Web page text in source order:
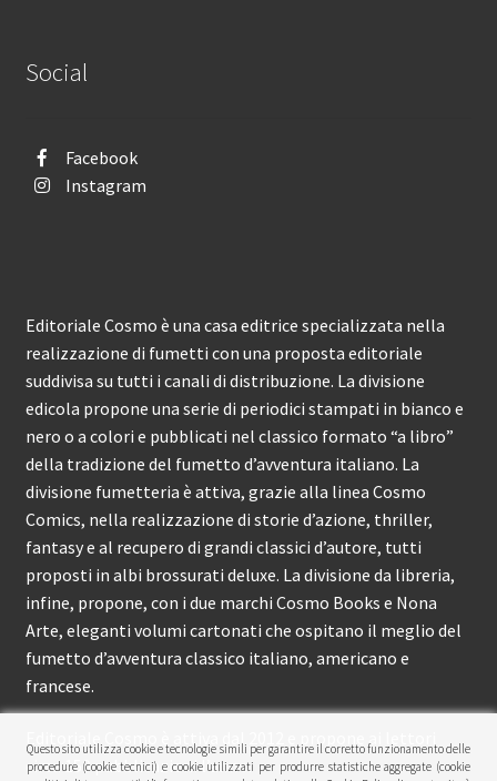
Social
Facebook
Instagram
Editoriale Cosmo è una casa editrice specializzata nella
realizzazione di fumetti con una proposta editoriale
suddivisa su tutti i canali di distribuzione. La divisione
edicola propone una serie di periodici stampati in bianco e
nero o a colori e pubblicati nel classico formato “a libro”
della tradizione del fumetto d’avventura italiano. La
divisione fumetteria è attiva, grazie alla linea Cosmo
Comics, nella realizzazione di storie d’azione, thriller,
fantasy e al recupero di grandi classici d’autore, tutti
proposti in albi brossurati deluxe. La divisione da libreria,
infine, propone, con i due marchi Cosmo Books e Nona
Arte, eleganti volumi cartonati che ospitano il meglio del
fumetto d’avventura classico italiano, americano e
francese.
Editoriale Cosmo è attiva dal 2012 e propone ai lettori
circa 150 pubblicazioni l’anno.
Questo sito utilizza cookie e tecnologie simili per garantire il corretto funzionamento delle
procedure (cookie tecnici) e cookie utilizzati per produrre statistiche aggregate (cookie